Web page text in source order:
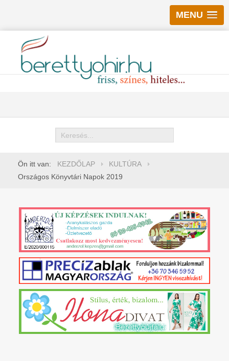
MENU
Keresés
Ön itt van: KEZDŐLAP
KULTÚRA
Országos Könyvtári Napok 2019